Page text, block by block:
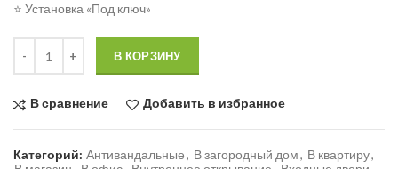
⭐ Установка «Под ключ»
В КОРЗИНУ
В сравнение Добавить в избранное
Категорий: Антивандальные, В загородный дом, В квартиру,